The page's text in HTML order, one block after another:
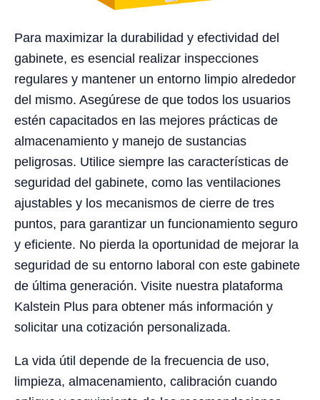
Para maximizar la durabilidad y efectividad del
gabinete, es esencial realizar inspecciones
regulares y mantener un entorno limpio alrededor
del mismo. Asegúrese de que todos los usuarios
estén capacitados en las mejores prácticas de
almacenamiento y manejo de sustancias
peligrosas. Utilice siempre las características de
seguridad del gabinete, como las ventilaciones
ajustables y los mecanismos de cierre de tres
puntos, para garantizar un funcionamiento seguro
y eficiente. No pierda la oportunidad de mejorar la
seguridad de su entorno laboral con este gabinete
de última generación. Visite nuestra plataforma
Kalstein Plus para obtener más información y
solicitar una cotización personalizada.
La vida útil depende de la frecuencia de uso,
limpieza, almacenamiento, calibración cuando